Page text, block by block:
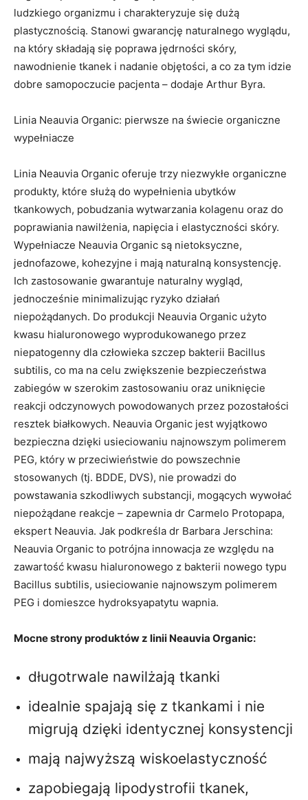
ludzkiego organizmu i charakteryzuje się dużą
plastycznością. Stanowi gwarancję naturalnego wyglądu,
na który składają się poprawa jędrności skóry,
nawodnienie tkanek i nadanie objętości, a co za tym idzie
dobre samopoczucie pacjenta – dodaje Arthur Byra.
Linia Neauvia Organic: pierwsze na świecie organiczne
wypełniacze
Linia Neauvia Organic oferuje trzy niezwykłe organiczne
produkty, które służą do wypełnienia ubytków
tkankowych, pobudzania wytwarzania kolagenu oraz do
poprawiania nawilżenia, napięcia i elastyczności skóry.
Wypełniacze Neauvia Organic są nietoksyczne,
jednofazowe, kohezyjne i mają naturalną konsystencję.
Ich zastosowanie gwarantuje naturalny wygląd,
jednocześnie minimalizując ryzyko działań
niepożądanych. Do produkcji Neauvia Organic użyto
kwasu hialuronowego wyprodukowanego przez
niepatogenny dla człowieka szczep bakterii Bacillus
subtilis, co ma na celu zwiększenie bezpieczeństwa
zabiegów w szerokim zastosowaniu oraz uniknięcie
reakcji odczynowych powodowanych przez pozostałości
resztek białkowych. Neauvia Organic jest wyjątkowo
bezpieczna dzięki usieciowaniu najnowszym polimerem
PEG, który w przeciwieństwie do powszechnie
stosowanych (tj. BDDE, DVS), nie prowadzi do
powstawania szkodliwych substancji, mogących wywołać
niepożądane reakcje – zapewnia dr Carmelo Protopapa,
ekspert Neauvia. Jak podkreśla dr Barbara Jerschina:
Neauvia Organic to potrójna innowacja ze względu na
zawartość kwasu hialuronowego z bakterii nowego typu
Bacillus subtilis, usieciowanie najnowszym polimerem
PEG i domieszce hydroksyapatytu wapnia.
Mocne strony produktów z linii Neauvia Organic:
długotrwale nawilżają tkanki
idealnie spajają się z tkankami i nie
migrują dzięki identycznej konsystencji
mają najwyższą wiskoelastyczność
zapobiegają lipodystrofii tkanek,